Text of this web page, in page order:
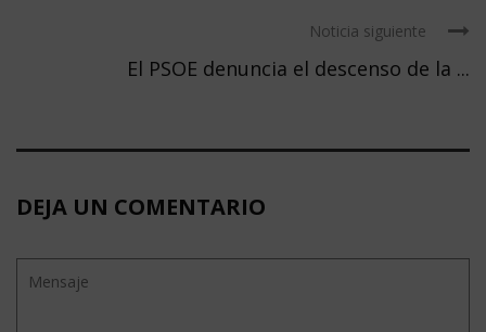
Noticia siguiente
El PSOE denuncia el descenso de la ...
DEJA UN COMENTARIO